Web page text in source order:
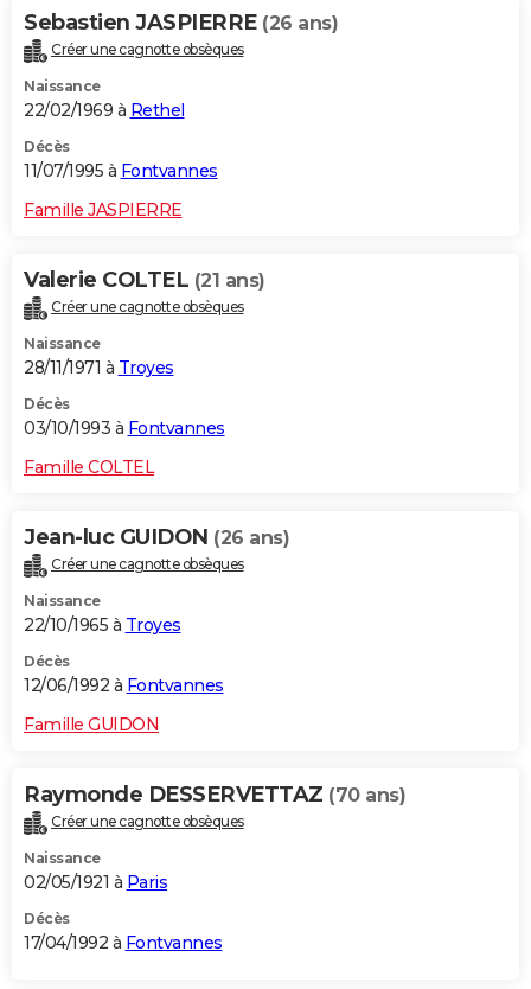
Sebastien JASPIERRE (26 ans)
Créer une cagnotte obsèques
Naissance
22/02/1969 à Rethel
Décès
11/07/1995 à Fontvannes
Famille JASPIERRE
Valerie COLTEL (21 ans)
Créer une cagnotte obsèques
Naissance
28/11/1971 à Troyes
Décès
03/10/1993 à Fontvannes
Famille COLTEL
Jean-luc GUIDON (26 ans)
Créer une cagnotte obsèques
Naissance
22/10/1965 à Troyes
Décès
12/06/1992 à Fontvannes
Famille GUIDON
Raymonde DESSERVETTAZ (70 ans)
Créer une cagnotte obsèques
Naissance
02/05/1921 à Paris
Décès
17/04/1992 à Fontvannes